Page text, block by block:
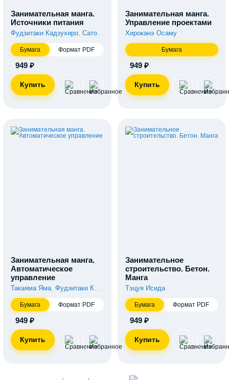
Занимательная манга.
Источники питания
Фудзитаки Кадзухиро Сато Юити
Бумага Формат PDF
949 ₽
Занимательная манга.
Управление проектами
Хироканэ Осаму
Бумага
949 ₽
Занимательная манга.
Автоматическое
управление
Такаяма Яма Фудзитаки Кадзухиро
Бумага Формат PDF
949 ₽
Занимательное
строительство. Бетон.
Манга
Тэцуя Исида
Бумага Формат PDF
949 ₽